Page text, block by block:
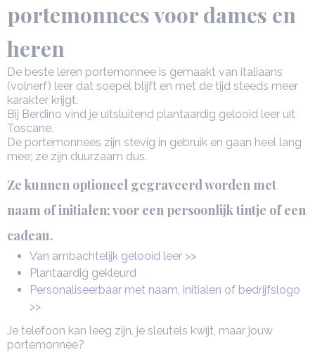
portemonnees voor dames en
heren
De beste leren portemonnee is gemaakt van italiaans
(volnerf) leer dat soepel blijft en met de tijd steeds meer
karakter krijgt.
Bij Berdino vind je uitsluitend plantaardig gelooid leer uit
Toscane.
De portemonnees zijn stevig in gebruik en gaan heel lang
mee; ze zijn duurzaam dus.
Ze kunnen optioneel gegraveerd worden met
naam of initialen; voor een persoonlijk tintje of een
cadeau.
Van ambachtelijk gelooid leer >>
Plantaardig gekleurd
Personaliseerbaar met naam, initialen of bedrijfslogo
>>
Je telefoon kan leeg zijn, je sleutels kwijt, maar jouw
portemonnee?
HEREN